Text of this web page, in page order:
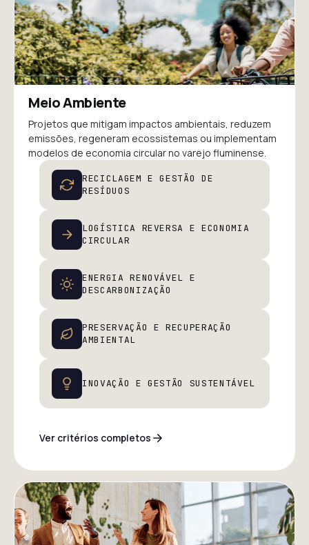
Meio Ambiente
Projetos que mitigam impactos ambientais, reduzem
emissões, regeneram ecossistemas ou implementam
modelos de economia circular no varejo fluminense.
RECICLAGEM E GESTÃO DE
RESÍDUOS
LOGÍSTICA REVERSA E ECONOMIA
CIRCULAR
ENERGIA RENOVÁVEL E
DESCARBONIZAÇÃO
PRESERVAÇÃO E RECUPERAÇÃO
AMBIENTAL
INOVAÇÃO E GESTÃO SUSTENTÁVEL
Ver critérios completos